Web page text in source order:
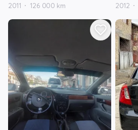
2011 126 000 km 2012